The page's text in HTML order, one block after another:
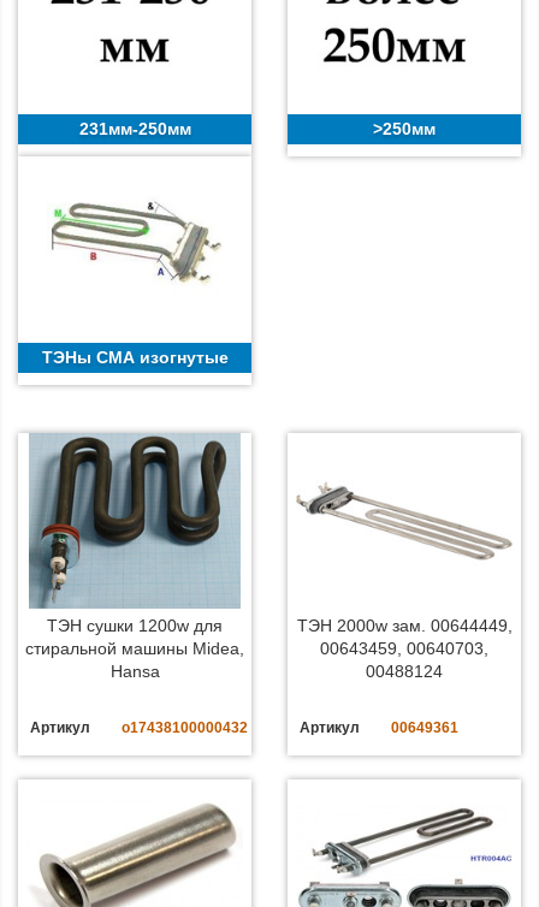
231мм-250мм >250мм
ТЭНы СМА изогнутые
ТЭН сушки 1200w для
стиральной машины Midea,
Hansa
Артикул o17438100000432
ТЭН 2000w зам. 00644449,
00643459, 00640703,
00488124
Артикул 00649361